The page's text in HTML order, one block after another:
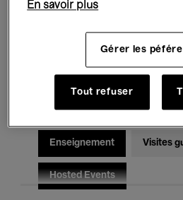
Musique électronique
Pour tous Kids’ Palace
Enseignement Visites
Hosted Events
En savoir plus
Gérer les
Tout refuser